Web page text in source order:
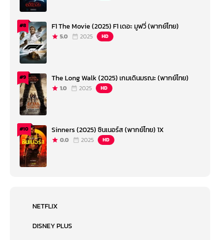
#8 F1 The Movie (2025) F1 เดอะ มูฟวี่ (พากย์ไทย)
5.0 2025 HD
#9 The Long Walk (2025) เกมเดินมรณะ (พากย์ไทย)
1.0 2025 HD
#10 Sinners (2025) ซินเนอร์ส (พากย์ไทย) 1X
0.0 2025 HD
NETFLIX
DISNEY PLUS